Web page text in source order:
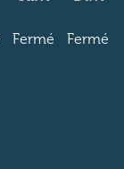
Fermé Fermé